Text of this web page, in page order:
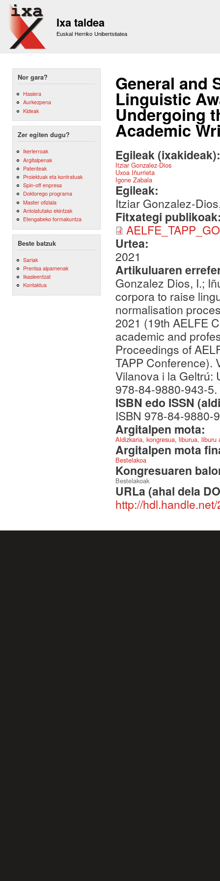
Ixa taldea
Euskal Herriko Unibertsitatea
Nor gara?
Hasiera
Aurkezpena
Kideak
Zer egiten dugu?
Ikerlerroak
Argitalpenak
Patenteak
Proiektuak eta kontratuak
Spin-off enpresa
Doktorego programa
Master ofiziala
Antolatutako ekintzak
Etengabeko formakuntza
Beste batzuk
Sariak
Prentsa aipamenak
Ikasleentzat
Kontaktua
General and
Linguistic
Undergoing
Academic
Egileak
Itziar Gonzalez-Dios
Uxoa Iñurrieta
Igone Zabala
Egileak:
Itziar Gonzalez-
Fitxategi
Urtea:
2021
Artikuluaren
Gonzalez Dios, I.;
corpora to raise
normalisation
2021 (19th AELFE
academic and
Proceedings of
TAPP Conference).
Vilanova i la Geltrú:
978-84-9880-943-5.
ISBN edo ISSN
ISBN 978-84-9880-
Argitalpen mota:
Aldizkaria, kongresua, liburua,
Argitalpen mota
Bestelakoa
Kongresuaren
Bestelakoak
URLa (ahal dela
http://